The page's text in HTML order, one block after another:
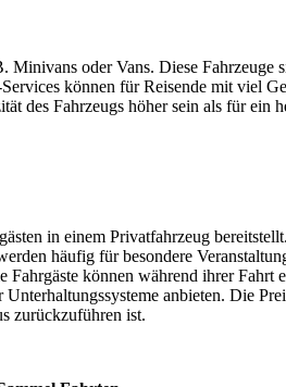
oder Vans. Diese Fahrzeuge
können für Reisende mit viel
des Fahrzeugs höher sein als für ein
in einem Privatfahrzeug
häufig für besondere
können während ihrer Fahrt
anbieten. Die
zurückzuführen ist.